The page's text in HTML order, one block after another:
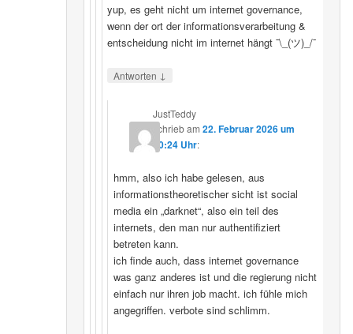
yup, es geht nicht um internet governance,
wenn der ort der informationsverarbeitung &
entscheidung nicht im internet hängt ¯\_(ツ)_/¯
Antworten ↓
JustTeddy
schriebam 22. Februar 2026 um
20:24 Uhr:
hmm, also ich habe gelesen, aus
informationstheoretischer sicht ist social
media ein „darknet“, also ein teil des
internets, den man nur authentifiziert
betreten kann.
ich finde auch, dass internet governance
was ganz anderes ist und die regierung nicht
einfach nur ihren job macht. ich fühle mich
angegriffen. verbote sind schlimm.